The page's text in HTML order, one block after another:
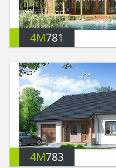
4M781
4M783